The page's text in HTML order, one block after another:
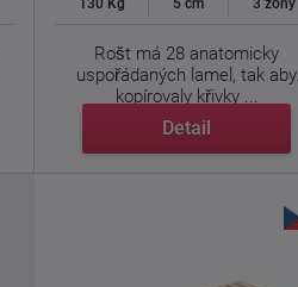
130 Kg 5 cm 3 zóny
Rošt má 28 anatomicky
uspořádaných lamel, tak aby
kopírovaly křivky ...
Detail